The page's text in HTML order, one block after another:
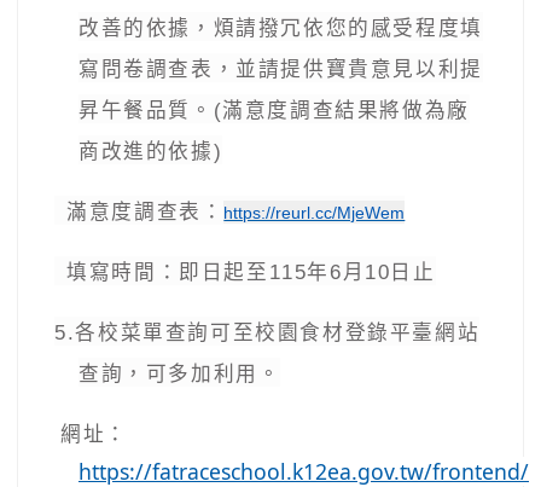
改善的依據，煩請撥冗依您的感受程度填
寫問卷調查表，並請提供寶貴意見以利提
昇午餐品質。 (滿意度調查結果將做為廠
商改進的依據)
滿意度調查表： https://reurl.cc/MjeWem
填寫時間：即日起至 115年 6月 10 日止
5.各校菜單查詢可至校園食材登錄平臺網站
查詢， 可多加利用。
網址：
https://fatraceschool.k12ea.gov.tw/frontend/